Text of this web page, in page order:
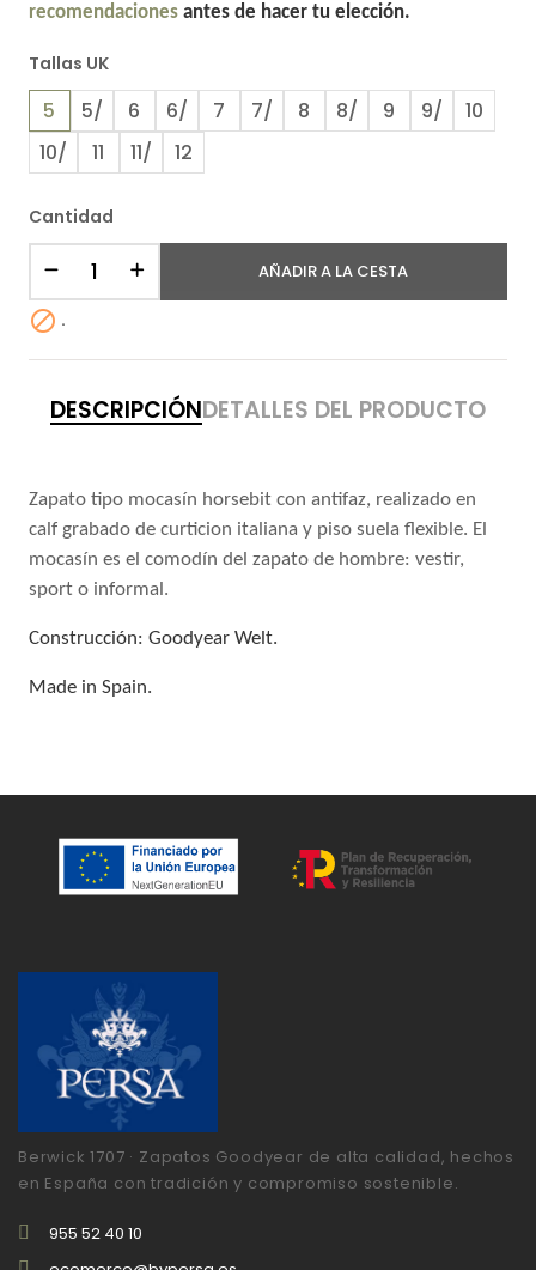
recomendacionesantes de hacer tu elección.
Tallas UK
5 5/ 6 6/ 7 7/ 8 8/ 9 9/
10
10/
11 11/ 12
Cantidad
AÑADIR A LA CESTA
 .
DESCRIPCIÓNDETALLES DEL PRODUCTO
Zapato tipo mocasín horsebit con antifaz, realizado en
calf grabado de curticion italiana y piso suela flexible. El
mocasín es el comodín del zapato de hombre: vestir,
sport o informal.
Construcción: Goodyear Welt.
Made in Spain.
Berwick 1707 · Zapatos Goodyear de alta calidad, hechos
en España con tradición y compromiso sostenible.
955 52 40 10